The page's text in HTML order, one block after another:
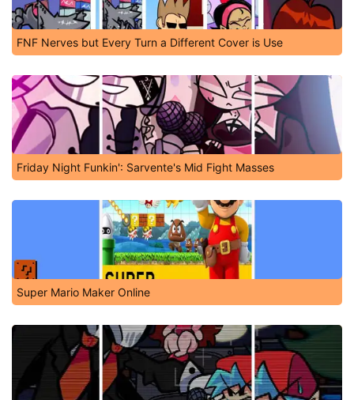
FNF Nerves but Every Turn a Different Cover is Use
Friday Night Funkin': Sarvente's Mid Fight Masses
Super Mario Maker Online